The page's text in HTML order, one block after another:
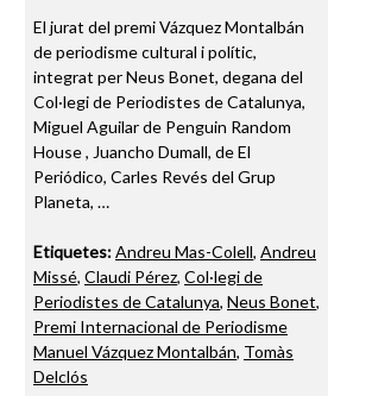
El jurat del premi Vázquez Montalbán
de periodisme cultural i polític,
integrat per Neus Bonet, degana del
Col·legi de Periodistes de Catalunya,
Miguel Aguilar de Penguin Random
House , Juancho Dumall, de El
Periódico, Carles Revés del Grup
Planeta, …
Etiquetes:Andreu Mas-Colell, Andreu
Missé, Claudi Pérez, Col·legi de
Periodistes de Catalunya, Neus Bonet,
Premi Internacional de Periodisme
Manuel Vázquez Montalbán, Tomàs
Delclós